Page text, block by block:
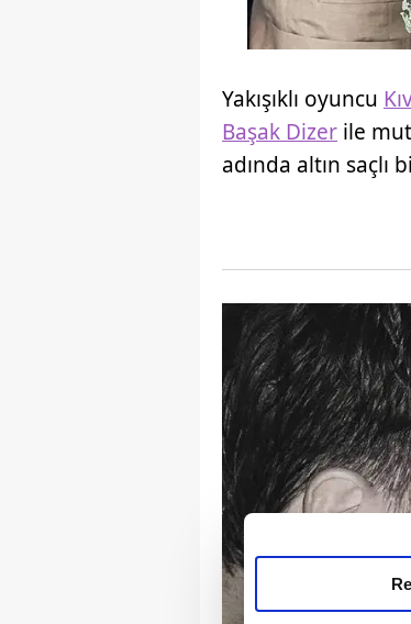
Yakışıklı oyuncu
Başak Dizer ile
adında altın saçlı